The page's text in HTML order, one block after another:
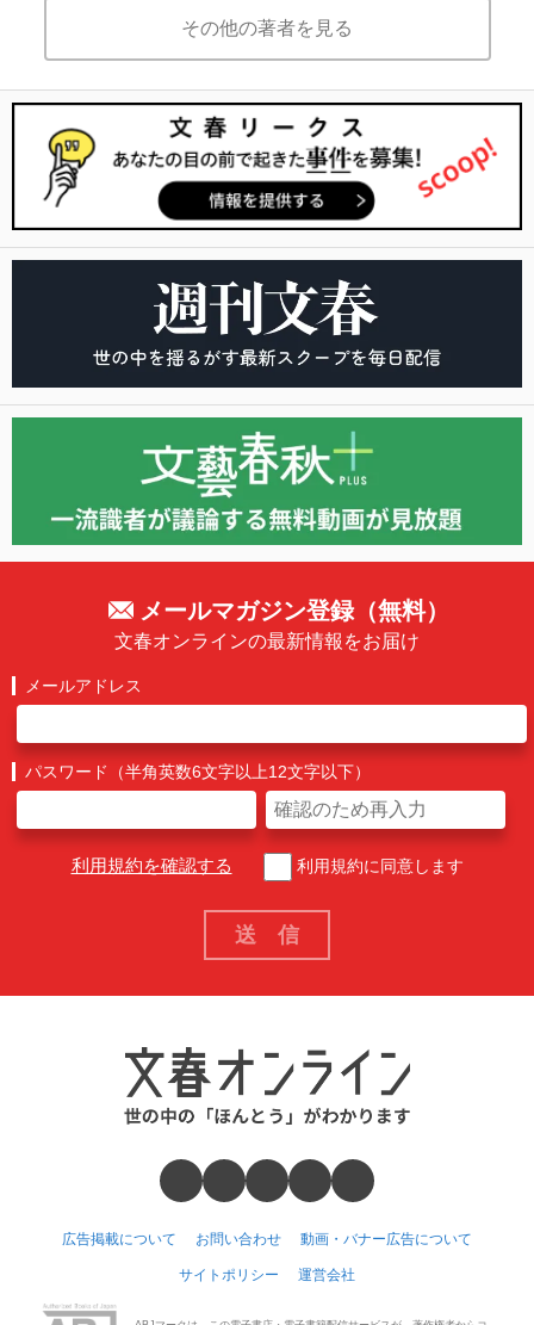
その他の著者を見る
メールマガジン登録（無料）
文春オンラインの最新情報をお届け
メールアドレス
パスワード（半角英数6文字以上12文字以下）
利用規約を確認する 利用規約に同意します
広告掲載について お問い合わせ 動画・バナー広告について
サイトポリシー 運営会社